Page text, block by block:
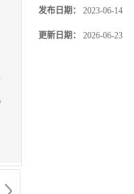
发布日期： 2023-06-14
更新日期： 2026-06-23